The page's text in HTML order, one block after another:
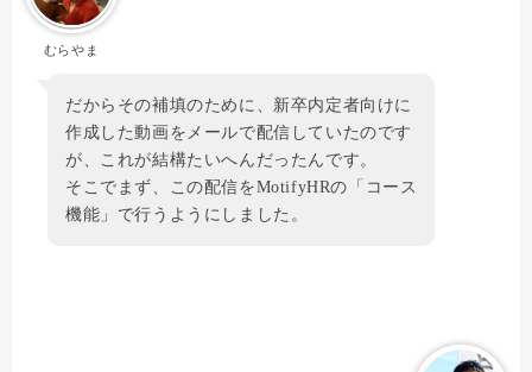
むらやま
だからその補填のために、新卒内定者向けに
作成した動画をメールで配信していたのです
が、これが結構たいへんだったんです。
そこでまず、この配信をMotifyHRの「コース
機能」で行うようにしました。